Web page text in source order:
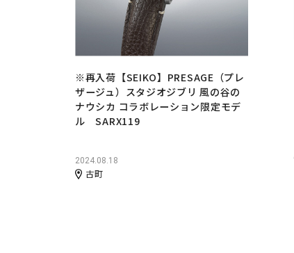
※再入荷【SEIKO】PRESAGE（プレ
ザージュ）スタジオジブリ 風の谷の
ナウシカ コラボレーション限定モデ
ル SARX119
2024.08.18
古町